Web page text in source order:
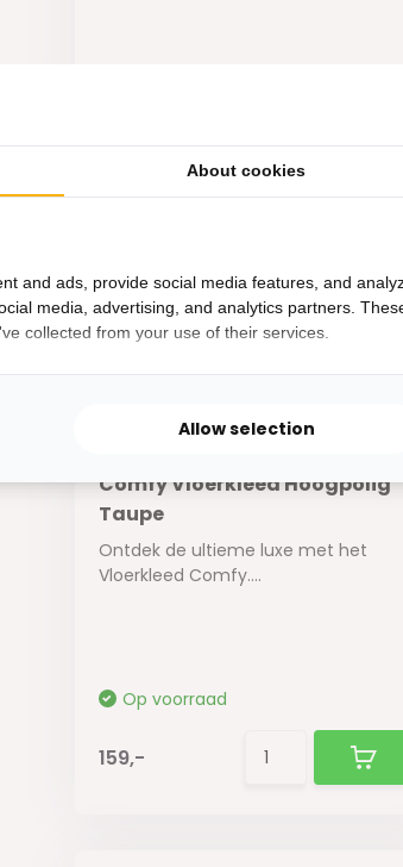
195,-
Comfy Vloerkleed Hoogpolig
Taupe
Ontdek de ultieme luxe met het
Vloerkleed Comfy....
Op voorraad
159,-
About cookies
and ads, provide social media features, and
media, advertising, and analytics partners.
collected from your use of their services.
Allow selection